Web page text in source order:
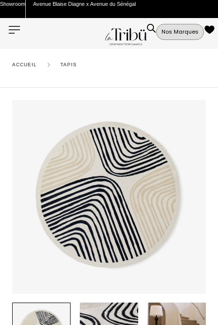
Showroom Avenue Blaise Diagne x Avenue du Sénégal
Nos Marques
ACCUEIL TAPIS